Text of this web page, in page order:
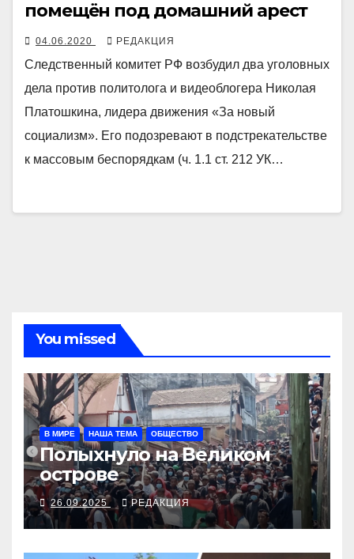
помещён под домашний арест
04.06.2020 РЕДАКЦИЯ
Следственный комитет РФ возбудил два уголовных
дела против политолога и видеоблогера Николая
Платошкина, лидера движения «За новый
социализм». Его подозревают в подстрекательстве
к массовым беспорядкам (ч. 1.1 ст. 212 УК…
You missed
В МИРЕ НАША ТЕМА ОБЩЕСТВО
Полыхнуло на Великом
острове
26.09.2025 РЕДАКЦИЯ